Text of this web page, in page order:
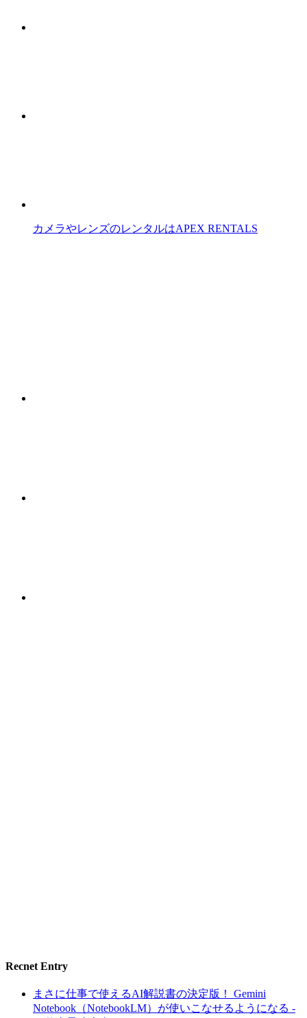
カメラやレンズのレンタルはAPEX RENTALS
Recnet Entry
まさに仕事で使えるAI解説書の決定版！ Gemini
Notebook（NotebookLM）が使いこなせるようになる -